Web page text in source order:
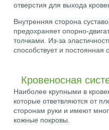
отверстия для выхода
Внутренняя сторона
предохраняет опорно-
толчками. Из-за
способствует и постоянная
Кровеносная
Наиболее крупными в
которые ответвляются от
сторонам руки и имеют
кожные покровы.